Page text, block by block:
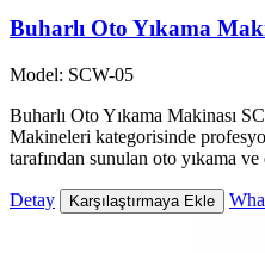
Buharlı Oto Yıkama
Model: SCW-05
Buharlı Oto Yıkama Makinası
Makineleri kategorisinde
tarafından sunulan oto yıkama
Detay Karşılaştırmaya Ekle